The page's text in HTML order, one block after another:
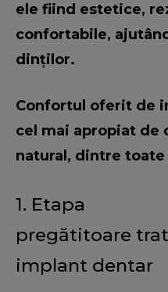
ele fiind estetice,
confortabile,
dinților.
Confortul oferit de
cel mai apropiat de
natural, dintre
1. Etapa
pregătitoare
implant dentar